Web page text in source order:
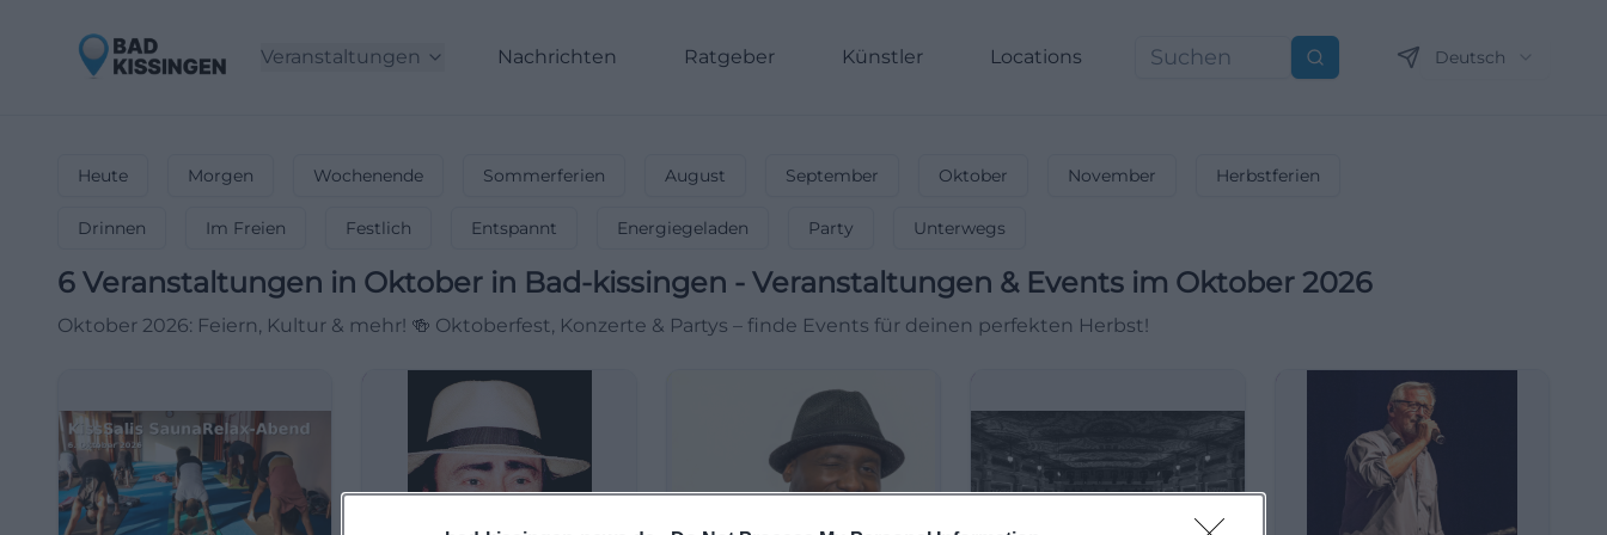
Veranstaltungen Nachrichten Ratgeber Künstler Locations Suchen Deutsch
Heute Morgen Wochenende Sommerferien August September Oktober November Herbstferien
Drinnen Im Freien Festlich Entspannt Energiegeladen Party Unterwegs
6 Veranstaltungen in Oktober in Bad-kissingen - Veranstaltungen & Events im Oktober 2026
Oktober 2026: Feiern, Kultur & mehr! 🍻 Oktoberfest, Konzerte & Partys – finde Events für deinen perfekten Herbst!